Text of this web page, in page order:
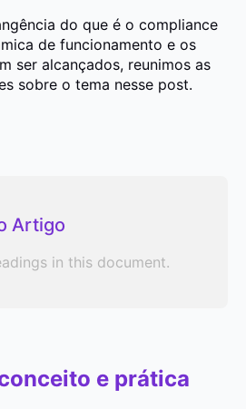
do que é o compliance
de funcionamento e os
ser alcançados, reunimos as
sobre o tema nesse post.
Artigo
in this document.
e prática